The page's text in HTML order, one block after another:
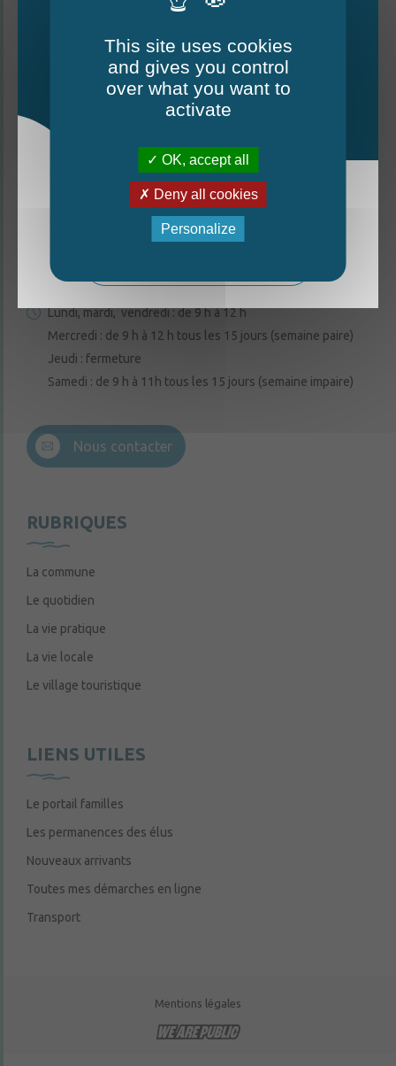
02 41 95 32 15
Lundi, mardi, vendredi : de 9 h à 12 h
Mercredi : de 9 h à 12 h tous les 15 jours (semaine paire)
Jeudi : fermeture
Samedi : de 9 h à 11h tous les 15 jours (semaine impaire)
Nous contacter
RUBRIQUES
La commune
Le quotidien
La vie pratique
La vie locale
Le village touristique
LIENS UTILES
Le portail familles
Les permanences des élus
Nouveaux arrivants
Toutes mes démarches en ligne
Transport
Mentions légales
Le Mag - édition estivale
La nouvelle édition du Mag est arrivée!
This site uses cookies
and gives you control
over what you want to
activate
OK, accept all
Deny all cookies
Personalize